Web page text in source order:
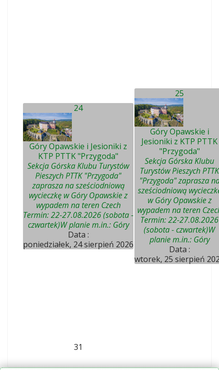
24
Góry Opawskie i Jesioniki z
KTP PTTK "Przygoda"
Sekcja Górska Klubu Turystów
Pieszych PTTK "Przygoda"
zaprasza na sześciodniową
wycieczkę w Góry Opawskie z
wypadem na teren Czech
Termin: 22-27.08.2026 (sobota -
czwartek)W planie m.in.: Góry
Data :
poniedziałek, 24 sierpień 2026
25
Góry Opawskie i
Jesioniki z KTP PTTK
"Przygoda"
Sekcja Górska Klubu
Turystów Pieszych PTTK
"Przygoda" zaprasza
sześciodniową
w Góry Opawskie z
wypadem na teren
Termin: 22-27.08.2026
(sobota - czwartek)W
planie m.in.: Góry
Data :
wtorek, 25 sierpień
31